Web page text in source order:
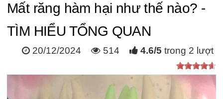
Mất răng hàm hại như thế nào? -
TÌM HIỂU TỔNG QUAN
20/12/2024 514 4.6/5 trong 2 lượt